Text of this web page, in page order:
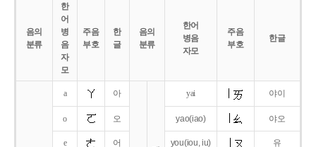
음의
분류
한
어
병
음
자
모
주음
부호
한
글
음의
분류
한어
병음
자모
주음
부호
한글
a 아 yai 야이
o 오 yao(iao) 야오
e 어 you(iou,iu) 유